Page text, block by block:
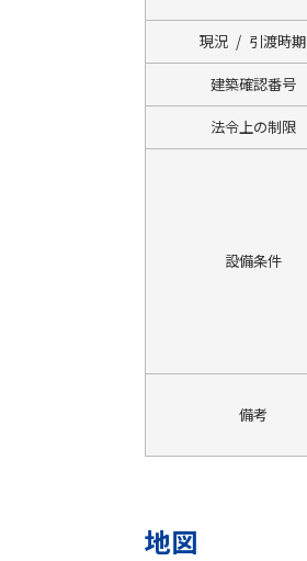
現況 / 引渡時期
建築確認番号
法令上の制限
設備条件
備考
地図